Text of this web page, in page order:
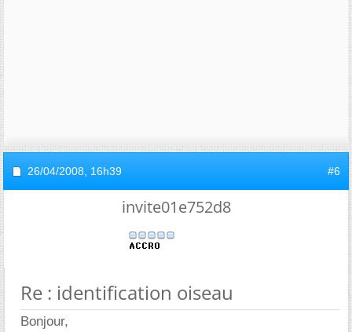
26/04/2008, 16h39 #6
invite01e752d8
Re : identification oiseau
Bonjour,